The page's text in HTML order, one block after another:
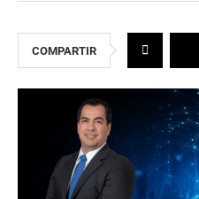
COMPARTIR